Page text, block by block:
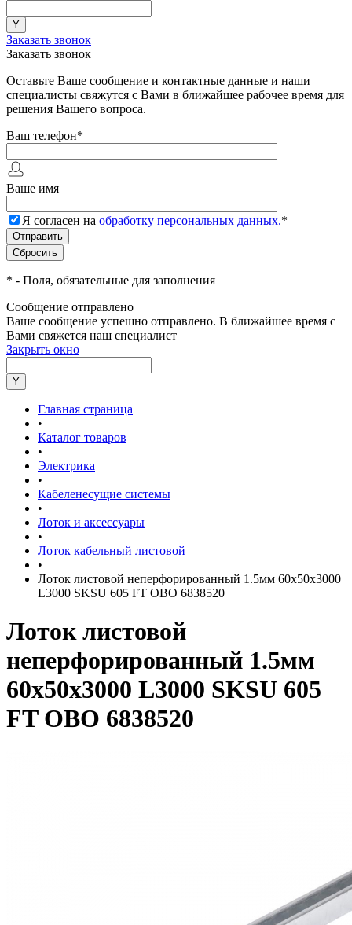
Заказать звонок
Заказать звонок
Оставьте Ваше сообщение и контактные данные и наши
специалисты свяжутся с Вами в ближайшее рабочее время для
решения Вашего вопроса.
Ваш телефон*
Ваше имя
Я согласен на обработку персональных данных.*
* - Поля, обязательные для заполнения
Сообщение отправлено
Ваше сообщение успешно отправлено. В ближайшее время с
Вами свяжется наш специалист
Закрыть окно
Главная страница
•
Каталог товаров
•
Электрика
•
Кабеленесущие системы
•
Лоток и аксессуары
•
Лоток кабельный листовой
•
Лоток листовой неперфорированный 1.5мм 60х50х3000
L3000 SKSU 605 FT OBO 6838520
Лоток листовой
неперфорированный 1.5мм
60х50х3000 L3000 SKSU 605
FT OBO 6838520